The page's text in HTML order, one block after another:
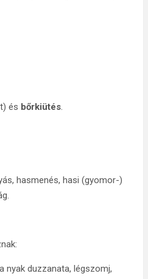
és bőrkiütés.
hasmenés, hasi (gyomor-)
nyak duzzanata, légszomj,